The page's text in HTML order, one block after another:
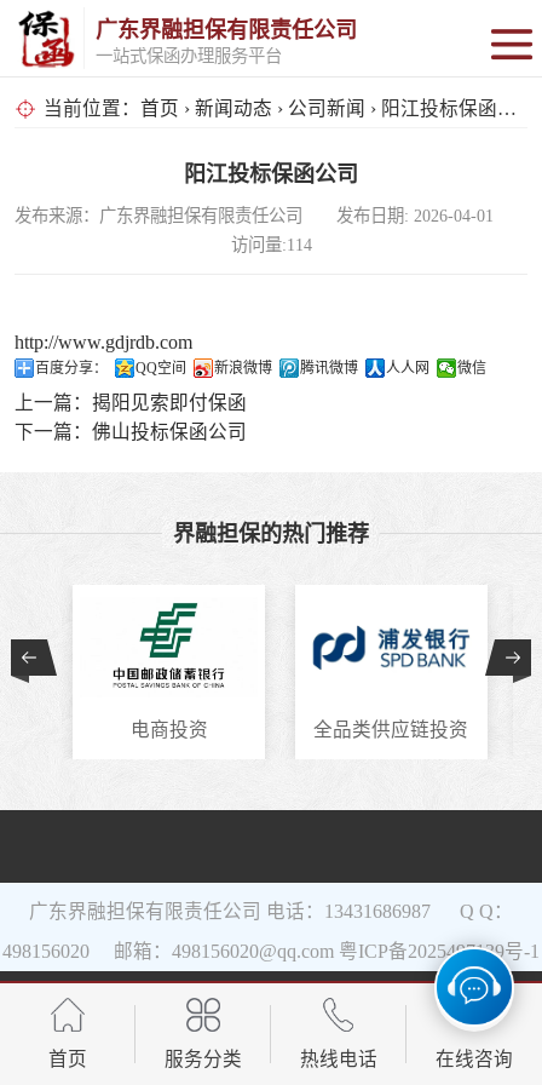
广东界融担保有限责任公司
一站式保函办理服务平台
当前位置： 首页 › 新闻动态 › 公司新闻 › 阳江投标保函公司
阳江投标保函公司
发布来源：广东界融担保有限责任公司 发布日期: 2026-04-01
访问量:114
http://www.gdjrdb.com
百度分享： QQ空间 新浪微博 腾讯微博 人人网 微信
上一篇： 揭阳见索即付保函
下一篇： 佛山投标保函公司
界融担保的热门推荐
电商投资 全品类供应链投资
广东界融担保有限责任公司 电话：13431686987 Q Q：
498156020 邮箱：498156020@qq.com 粤ICP备2025497139号-1
首页 服务分类 热线电话 在线咨询
保函办理
全品类供应链投
投标保函
预付款保函